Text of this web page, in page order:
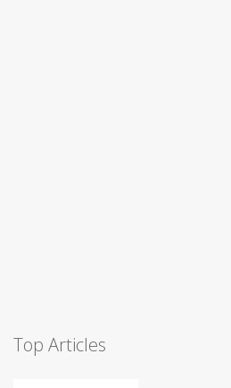
Top Articles